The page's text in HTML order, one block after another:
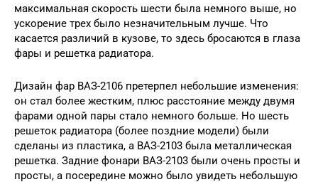
максимальная скорость шести была немного выше, но
ускорение трех было незначительным лучше. Что
касается различий в кузове, то здесь бросаются в глаза
фары и решетка радиатора.
Дизайн фар ВАЗ-2106 претерпел небольшие изменения:
он стал более жестким, плюс расстояние между двумя
фарами одной пары стало немного больше. Но шесть
решеток радиатора (более поздние модели) были
сделаны из пластика, а ВАЗ-2103 была металлическая
решетка. Задние фонари ВАЗ-2103 были очень просты и
просты, а посередине можно было увидеть небольшую